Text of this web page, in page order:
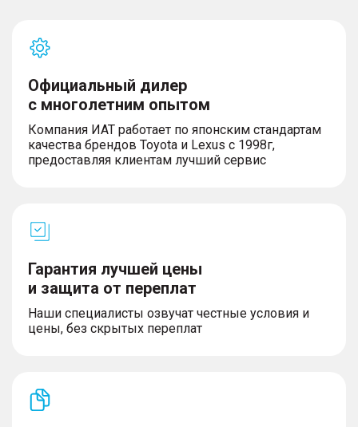
Официальный дилер
с многолетним опытом
Компания ИАТ работает по японским стандартам
качества брендов Toyota и Lexus с 1998г,
предоставляя клиентам лучший сервис
Гарантия лучшей цены
и защита от переплат
Наши специалисты озвучат честные условия и
цены, без скрытых переплат